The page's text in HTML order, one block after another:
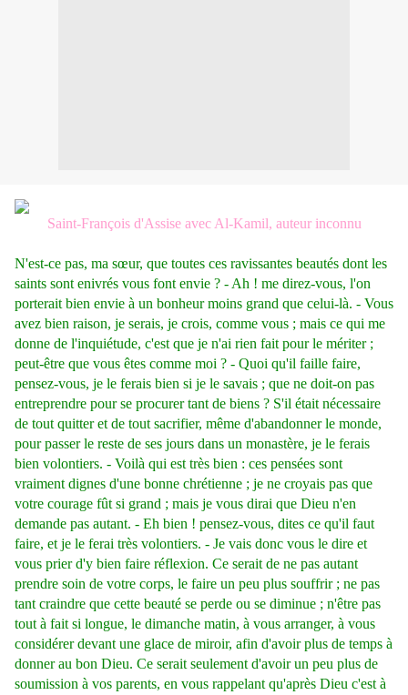
Saint-François d'Assise avec Al-Kamil, auteur inconnu
N'est-ce pas, ma sœur, que toutes ces ravissantes beautés dont les
saints sont enivrés vous font envie ? - Ah ! me direz-vous, l'on
porterait bien envie à un bonheur moins grand que celui-là. - Vous
avez bien raison, je serais, je crois, comme vous ; mais ce qui me
donne de l'inquiétude, c'est que je n'ai rien fait pour le mériter ;
peut-être que vous êtes comme moi ? - Quoi qu'il faille faire,
pensez-vous, je le ferais bien si je le savais ; que ne doit-on pas
entreprendre pour se procurer tant de biens ? S'il était nécessaire
de tout quitter et de tout sacrifier, même d'abandonner le monde,
pour passer le reste de ses jours dans un monastère, je le ferais
bien volontiers. - Voilà qui est très bien : ces pensées sont
vraiment dignes d'une bonne chrétienne ; je ne croyais pas que
votre courage fût si grand ; mais je vous dirai que Dieu n'en
demande pas autant. - Eh bien ! pensez-vous, dites ce qu'il faut
faire, et je le ferai très volontiers. - Je vais donc vous le dire et
vous prier d'y bien faire réflexion. Ce serait de ne pas autant
prendre soin de votre corps, le faire un peu plus souffrir ; ne pas
tant craindre que cette beauté se perde ou se diminue ; n'être pas
tout à fait si longue, le dimanche matin, à vous arranger, à vous
considérer devant une glace de miroir, afin d'avoir plus de temps à
donner au bon Dieu. Ce serait seulement d'avoir un peu plus de
soumission à vos parents, en vous rappelant qu'après Dieu c'est à